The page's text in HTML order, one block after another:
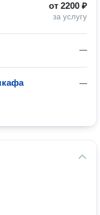
от 2200 ₽
за услугу
—
—